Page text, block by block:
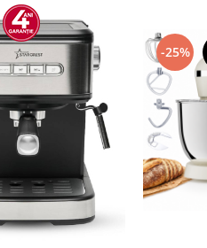
-25%